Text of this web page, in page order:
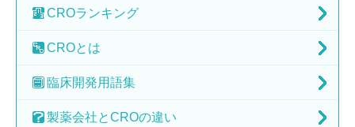
CROランキング
CROとは
臨床開発用語集
製薬会社とCROの違い